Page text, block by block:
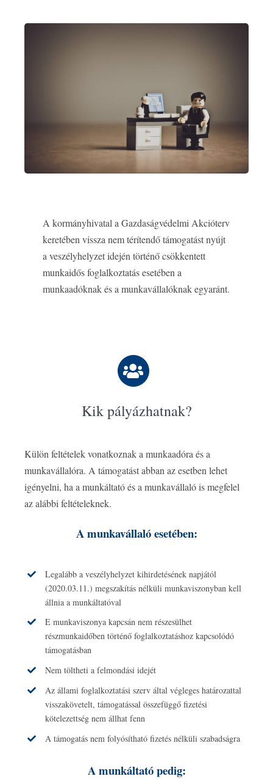
A kormányhivatal a Gazdaságvédelmi Akcióterv
keretében vissza nem térítendő támogatást nyújt
a veszélyhelyzet idején történő csökkentett
munkaidős foglalkoztatás esetében a
munkaadóknak és a munkavállalóknak egyaránt.
Kik pályázhatnak?
Külön feltételek vonatkoznak a munkaadóra és a
munkavállalóra. A támogatást abban az esetben lehet
igényelni, ha a munkáltató és a munkavállaló is megfelel
az alábbi feltételeknek.
A munkavállaló esetében:
Legalább a veszélyhelyzet kihirdetésének napjától
(2020.03.11.) megszakítás nélküli munkaviszonyban kell
állnia a munkáltatóval
E munkaviszonya kapcsán nem részesülhet
részmunkaidőben történő foglalkoztatáshoz kapcsolódó
támogatásban
Nem töltheti a felmondási idejét
Az állami foglalkoztatási szerv által végleges határozattal
visszakövetelt, támogatással összefüggő fizetési
kötelezettség nem állhat fenn
A támogatás nem folyósítható fizetés nélküli szabadságra
A munkáltató pedig: